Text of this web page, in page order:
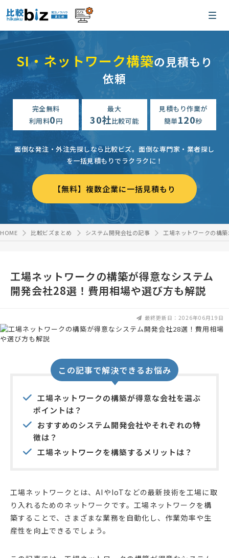
SI・ネットワーク構築の見積もり
依頼
完全無料
利用料0円
最大
30社比較可能
見積もり作業が
簡単120秒
面倒な発注・外注先探しなら比較ビズ。 面倒な専門家・業者探し
を一括見積もりでラクラクに！
【無料】複数企業に一括見積もり
HOME 比較ビズまとめ システム開発会社の記事 工場ネットワークの構
工場ネットワークの構築が得意なシステム
開発会社28選！費用相場や選び方も解説
最終更新日：2026年06月19日
この記事で解決できるお悩み
工場ネットワークの構築が得意な会社を選ぶ
ポイントは？
おすすめのシステム開発会社やそれぞれの特
徴は？
工場ネットワークを構築するメリットは？
工場ネットワークとは、AIやIoTなどの最新技術を工場に取
り入れるためのネットワークです。工場ネットワークを構
築することで、さまざまな業務を自動化し、作業効率や生
産性を向上できるでしょう。